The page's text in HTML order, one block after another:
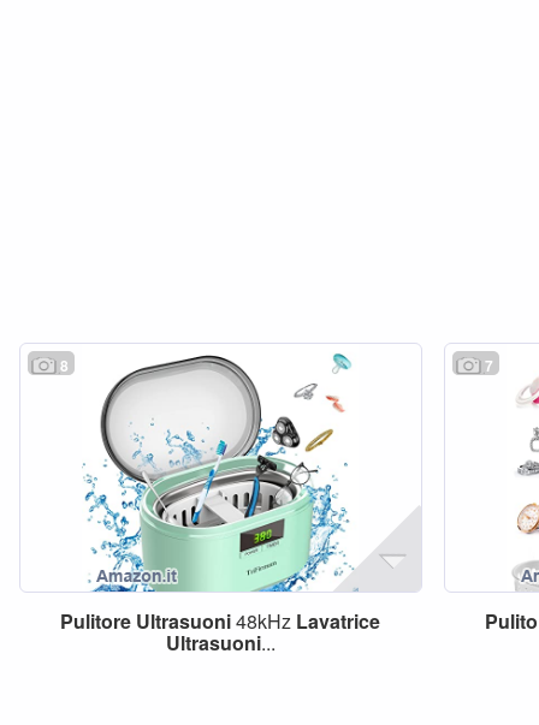
8
Pulitore Ultrasuoni48kHz Lavatrice
Ultrasuoni...
7